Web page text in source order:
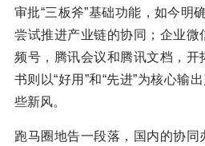
审批“三板斧”基础功能，如今明
尝试推进产业链的协同；企业微
频号，腾讯会议和腾讯文档，
书则以“好用”和“先进”为核心输
些新风。
跑马圈地告一段落，国内的协同